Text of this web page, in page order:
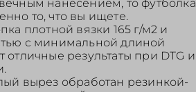
нанесением, то футболка
то, что вы ищете.
плотной вязки 165 г/м2 и
с минимальной длиной
отличные результаты при DTG и
вырез обработан резинкой-